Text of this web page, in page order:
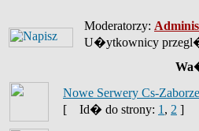
Moderatorzy:
U�ytkownicy
Nowe Serwery Cs-
[
Id� do strony: 1 , 2 ]